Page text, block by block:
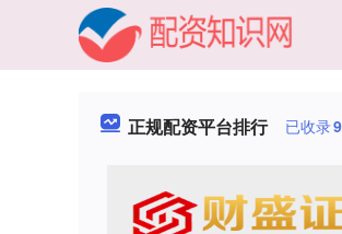
正规配资平台排行 已收录